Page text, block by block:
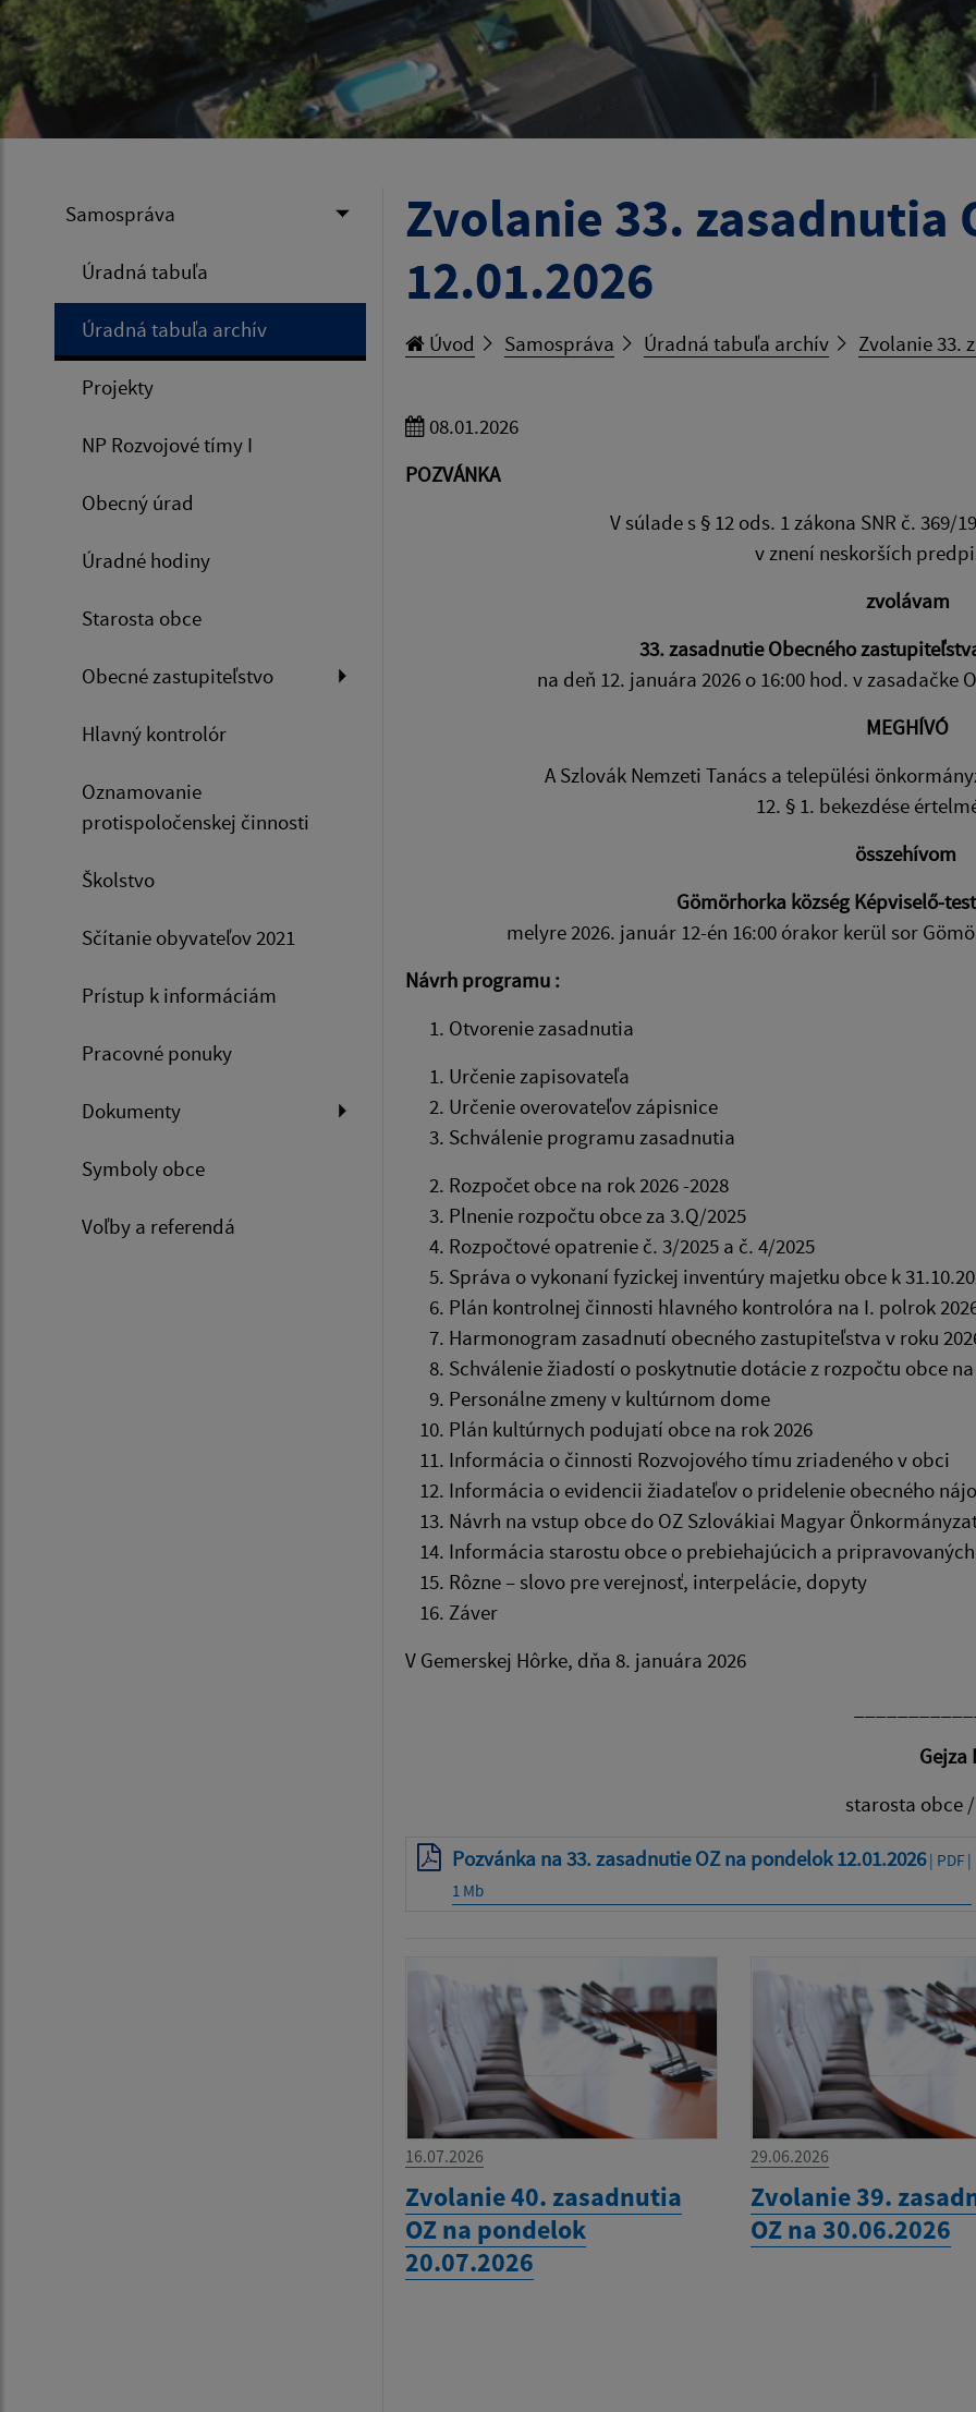
Samospráva
Úradná tabuľa
Úradná tabuľa archív
Projekty
NP Rozvojové tímy I
Obecný úrad
Úradné hodiny
Starosta obce
Obecné zastupiteľstvo
Hlavný kontrolór
Oznamovanie
protispoločenskej činnosti
Školstvo
Sčítanie obyvateľov 2021
Prístup k informáciám
Pracovné ponuky
Dokumenty
Symboly obce
Voľby a referendá
Zvolanie 33. zasadnutia
12.01.2026
Úvod Samospráva Úradná tabuľa archív Zvolanie 33.
08.01.2026
POZVÁNKA
V súlade s § 12 ods. 1 zákona SNR č. 369/
v znení neskorších
zvolávam
33. zasadnutie Obecného
na deň 12. januára 2026 o 16:00 hod. v zasadačke
MEGHÍVÓ
A Szlovák Nemzeti Tanács a települési
12. § 1. bekezdése
összehívom
Gömörhorka község Képviselő-
melyre 2026. január 12-én 16:00 órakor kerül sor
Návrh programu :
Otvorenie zasadnutia
Určenie zapisovateľa
Určenie overovateľov zápisnice
Schválenie programu zasadnutia
Rozpočet obce na rok 2026 -2028
Plnenie rozpočtu obce za 3.Q/2025
Rozpočtové opatrenie č. 3/2025 a č. 4/2025
Správa o vykonaní fyzickej inventúry majetku obce k
Plán kontrolnej činnosti hlavného kontrolóra na I. polrok
Harmonogram zasadnutí obecného zastupiteľstva v roku
Schválenie žiadostí o poskytnutie dotácie z rozpočtu obce na
Personálne zmeny v kultúrnom dome
Plán kultúrnych podujatí obce na rok 2026
Informácia o činnosti Rozvojového tímu zriadeného v obci
Informácia o evidencii žiadateľov o pridelenie obecného
Návrh na vstup obce do OZ Szlovákiai Magyar
Informácia starostu obce o prebiehajúcich a
Rôzne – slovo pre verejnosť, interpelácie, dopyty
Záver
V Gemerskej Hôrke, dňa 8. januára 2026
Gejza
starosta obce /
Pozvánka na 33. zasadnutie OZ na pondelok 12.01.2026| PDF |
1 Mb
16.07.2026
Zvolanie 40. zasadnutia
OZ na pondelok
20.07.2026
29.06.2026
Zvolanie 39.
OZ na 30.06.2026